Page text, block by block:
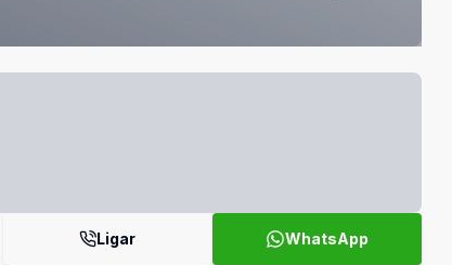
Ligar WhatsApp